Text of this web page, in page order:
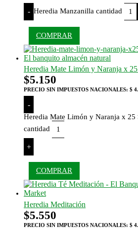
- Heredia Manzanilla cantidad
COMPRAR
Heredia Mate Limón y Naranja x
$5.150
PRECIO SIN IMPUESTOS NACIONALES: $
-
Heredia Mate Limón y Naranja x 25
cantidad
+
COMPRAR
Heredia Meditación
$5.550
PRECIO SIN IMPUESTOS NACIONALES: $